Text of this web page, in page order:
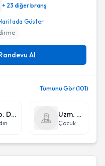
+ 23 diğer branş
Göster
Al
Tümünü Gör (101)
Op. Dr. Meral Meryem Yavuz
Kadın Hastalıkları ve Doğum
Uzm. Dr. Olga Devrim Ayvaz
Çocuk Cerrahisi